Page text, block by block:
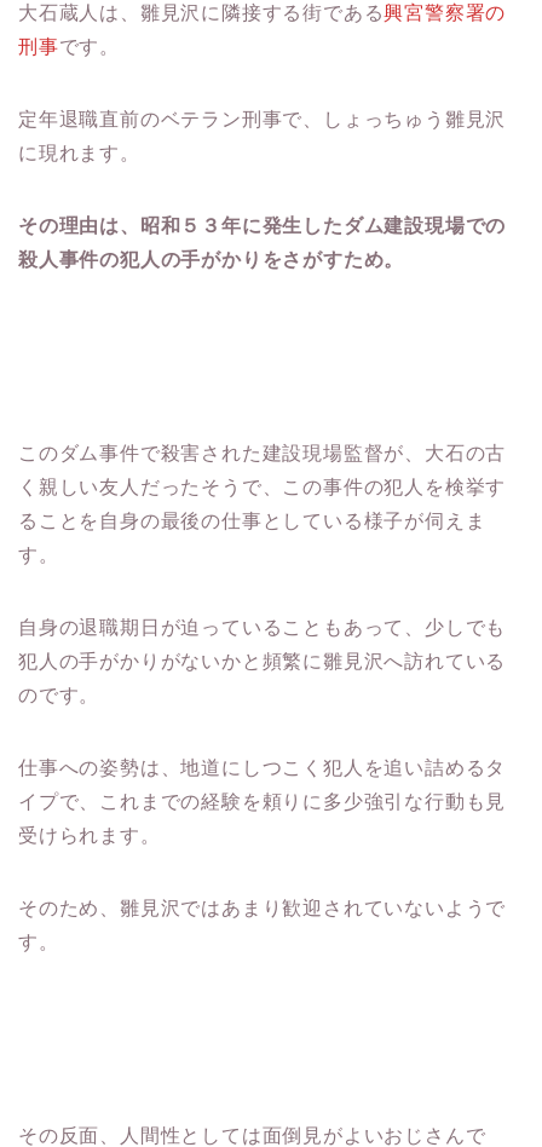
大石蔵人は、雛見沢に隣接する街である興宮警察署の
刑事です。
定年退職直前のベテラン刑事で、しょっちゅう雛見沢
に現れます。
その理由は、昭和５３年に発生したダム建設現場での
殺人事件の犯人の手がかりをさがすため。
このダム事件で殺害された建設現場監督が、大石の古
く親しい友人だったそうで、この事件の犯人を検挙す
ることを自身の最後の仕事としている様子が伺えま
す。
自身の退職期日が迫っていることもあって、少しでも
犯人の手がかりがないかと頻繁に雛見沢へ訪れている
のです。
仕事への姿勢は、地道にしつこく犯人を追い詰めるタ
イプで、これまでの経験を頼りに多少強引な行動も見
受けられます。
そのため、雛見沢ではあまり歓迎されていないようで
す。
その反面、人間性としては面倒見がよいおじさんで